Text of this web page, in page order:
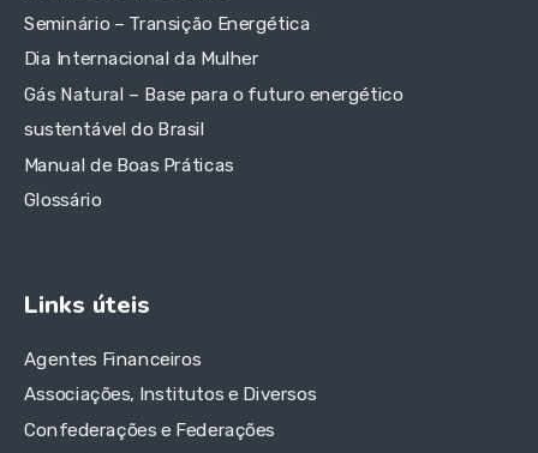
Seminário – Transição Energética
Dia Internacional da Mulher
Gás Natural – Base para o futuro energético
sustentável do Brasil
Manual de Boas Práticas
Glossário
Links úteis
Agentes Financeiros
Associações, Institutos e Diversos
Confederações e Federações